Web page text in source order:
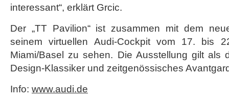
interessant“, erklärt Grcic.
Der „TT Pavilion“ ist zusammen mit dem
seinem virtuellen Audi-Cockpit vom 17. bis
Miami/Basel zu sehen. Die Ausstellung gilt als
Design-Klassiker und zeitgenössisches
Info: www.audi.de